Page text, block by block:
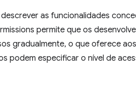
as funcionalidades
permite que os
gradualmente, o que oferece
podem especificar o nível de